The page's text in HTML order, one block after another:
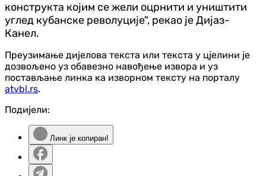
конструкта којим се жели оцрнити и уништити
углед кубанске револуције", рекао је Дијаз-
Канел.
Преузимање дијелова текста или текста у цјелини је
дозвољено уз обавезно навођење извора и уз
постављање линка ка изворном тексту на порталу
atvbl.rs.
Подијели:
Линк је копиран!